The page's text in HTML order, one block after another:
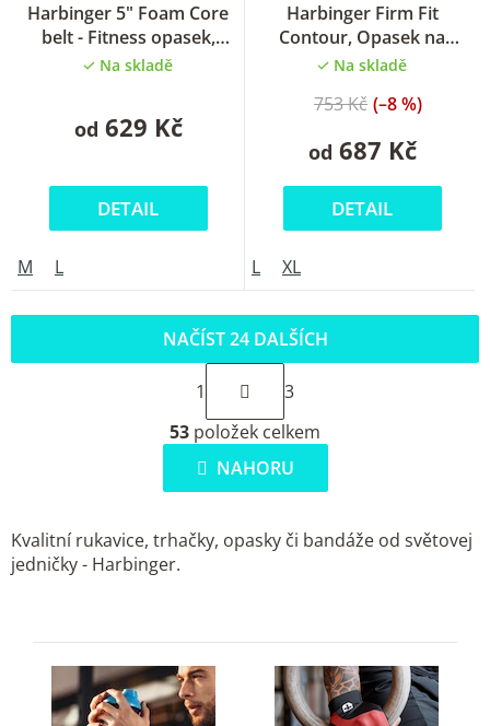
Harbinger 5" Foam Core
belt - Fitness opasek,
dámský, merlot
Na skladě
od 629 Kč
DETAIL
M L
Harbinger Firm Fit
Contour, Opasek na
powerlifting 7,5”
hodnocení
produktu
je
5,0
z
5
hvězdiček.
Na skladě
od 687 Kč
753 Kč (–8 %)
DETAIL
L XL
O
v
l
á
a
r
NAČÍST 24 DALŠÍCH
t
r
á
n
o
í
1
3
53 položek celkem
NAHORU
Kvalitní rukavice, trhačky, opasky či bandáže od světovej
jedničky - Harbinger.